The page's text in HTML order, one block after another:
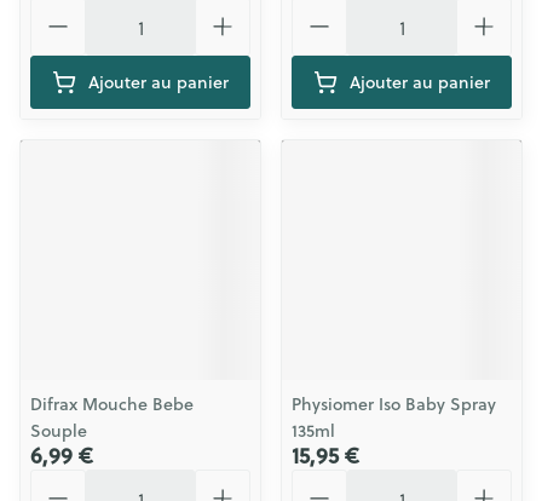
Ajouter au panier Ajouter au panier
Difrax Mouche Bebe
Souple
6,99 €
Physiomer Iso Baby Spray
135ml
15,95 €